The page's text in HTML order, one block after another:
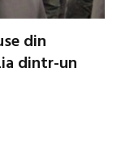
din
dintr-un